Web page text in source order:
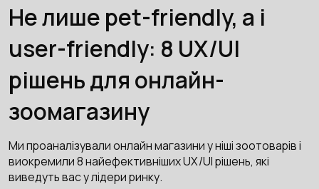
Не лише pet-friendly, а і
user-friendly: 8 UX/UI
рішень для онлайн-
зоомагазину
Ми проаналізували онлайн магазини у ніші зоотоварів і
виокремили 8 найефективніших UX/UI рішень, які
виведуть вас у лідери ринку.